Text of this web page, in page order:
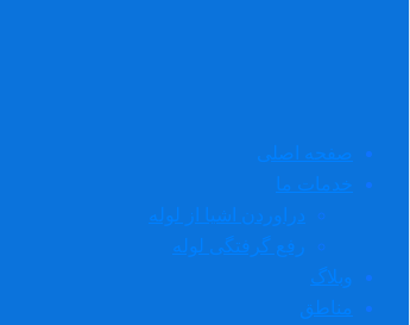
صفحه اصلی
خدمات ما
دراوردن اشیا از لوله
رفع گرفتگی لوله
وبلاگ
مناطق